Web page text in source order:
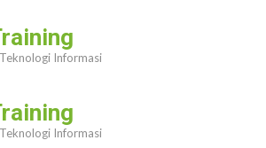
Informasi
Informasi